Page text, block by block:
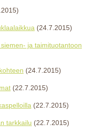
(24.7.2015)
ja taimituotantoon
(24.7.2015)
(22.7.2015)
(22.7.2015)
tarkkailu (22.7.2015)